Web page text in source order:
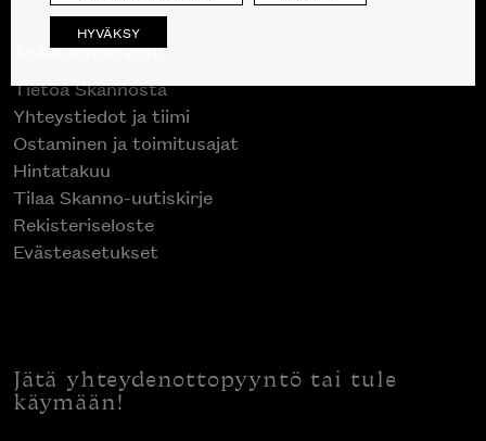
Asiakaspalvelu
Tietoa Skannosta
Yhteystiedot ja tiimi
Ostaminen ja toimitusajat
Hintatakuu
Tilaa Skanno-uutiskirje
Rekisteriseloste
Evästeasetukset
Jätä yhteydenottopyyntö tai tule
käymään!
HYVÄKSY